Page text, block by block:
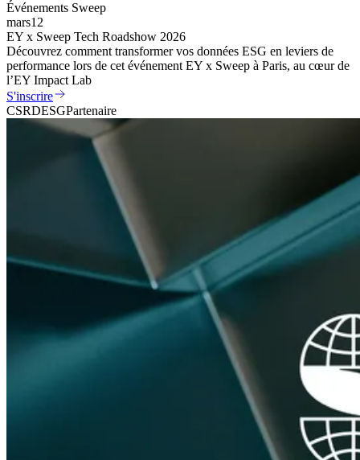
Événements Sweep
mars12
EY x Sweep Tech Roadshow 2026
Découvrez comment transformer vos données ESG en leviers de
performance lors de cet événement EY x Sweep à Paris, au cœur de
l’EY Impact Lab
S'inscrire
CSRDESGPartenaire